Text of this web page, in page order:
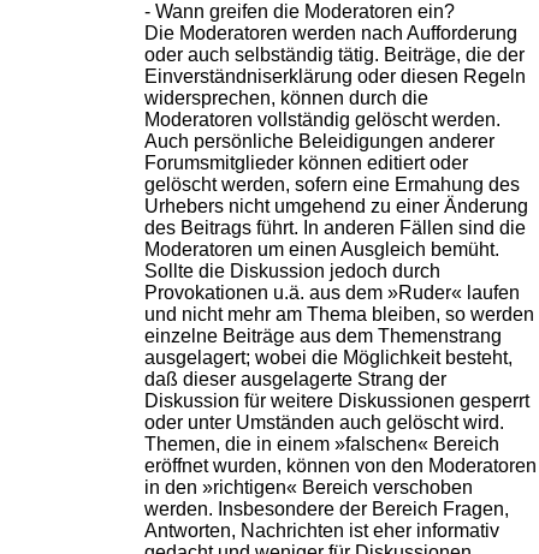
- Wann greifen die Moderatoren ein?
Die Moderatoren werden nach Aufforderung
oder auch selbständig tätig. Beiträge, die der
Einverständniserklärung oder diesen Regeln
widersprechen, können durch die
Moderatoren vollständig gelöscht werden.
Auch persönliche Beleidigungen anderer
Forumsmitglieder können editiert oder
gelöscht werden, sofern eine Ermahung des
Urhebers nicht umgehend zu einer Änderung
des Beitrags führt. In anderen Fällen sind die
Moderatoren um einen Ausgleich bemüht.
Sollte die Diskussion jedoch durch
Provokationen u.ä. aus dem »Ruder« laufen
und nicht mehr am Thema bleiben, so werden
einzelne Beiträge aus dem Themenstrang
ausgelagert; wobei die Möglichkeit besteht,
daß dieser ausgelagerte Strang der
Diskussion für weitere Diskussionen gesperrt
oder unter Umständen auch gelöscht wird.
Themen, die in einem »falschen« Bereich
eröffnet wurden, können von den Moderatoren
in den »richtigen« Bereich verschoben
werden. Insbesondere der Bereich Fragen,
Antworten, Nachrichten ist eher informativ